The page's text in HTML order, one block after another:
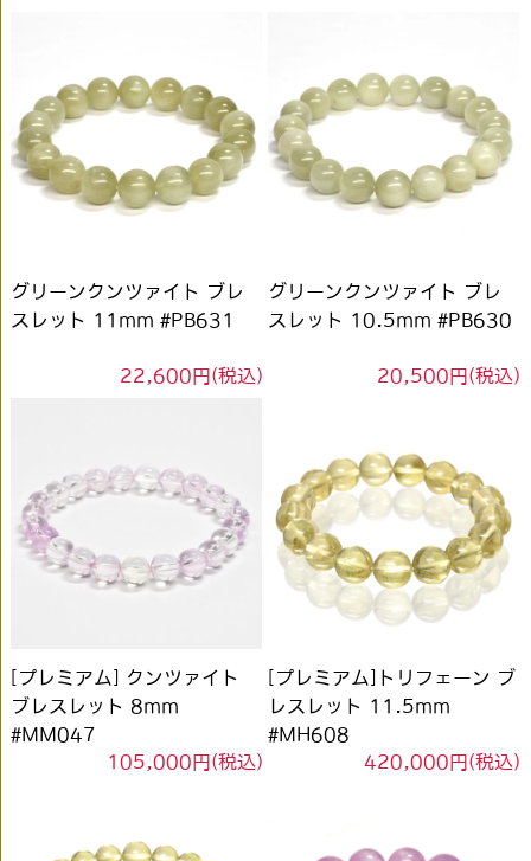
グリーンクンツァイト ブレ
スレット 11mm #PB631
22,600円(税込)
グリーンクンツァイト ブレ
スレット 10.5mm #PB630
20,500円(税込)
[プレミアム] クンツァイト
ブレスレット 8mm
#MM047
105,000円(税込)
[プレミアム]トリフェーン ブ
レスレット 11.5mm
#MH608
420,000円(税込)